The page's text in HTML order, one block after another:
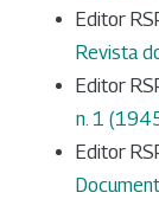
Editor
Revista
Editor
n. 1
Editor